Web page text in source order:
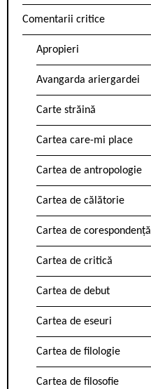
Comentarii critice
Apropieri
Avangarda ariergardei
Carte străină
Cartea care-mi place
Cartea de antropologie
Cartea de călătorie
Cartea de corespondență
Cartea de critică
Cartea de debut
Cartea de eseuri
Cartea de filologie
Cartea de filosofie